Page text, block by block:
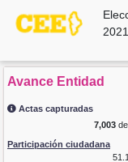
2021
Avance Entidad
Actas capturadas
7,003
Participación ciudadana